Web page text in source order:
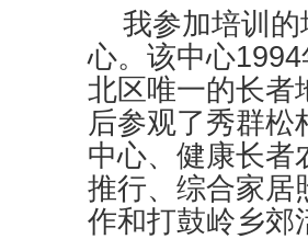
我参加培训的
心。该中心
北区唯一的长者
后参观了秀群松
中心、健康长者
推行、综合家居
作和打鼓岭乡郊